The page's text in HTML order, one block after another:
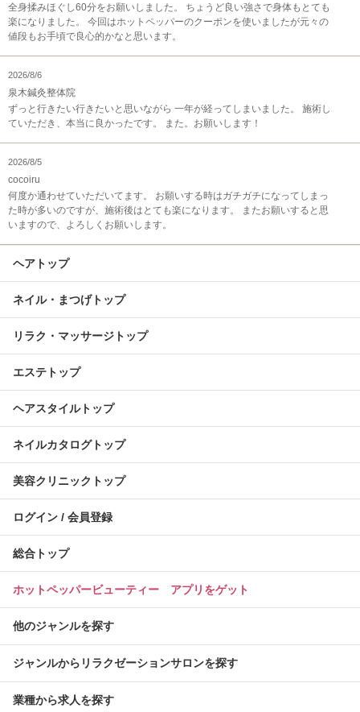
全身揉みほぐし60分をお願いしました。 ちょうど良い強さで身体もとても
楽になりました。 今回はホットペッパーのクーポンを使いましたが元々の
値段もお手頃で良心的かなと思います。
2026/8/6
泉木鍼灸整体院
ずっと行きたい行きたいと思いながら 一年が経ってしまいました。 施術し
ていただき、本当に良かったです。 また。お願いします！
2026/8/5
cocoiru
何度か通わせていただいてます。 お願いする時はガチガチになってしまっ
た時が多いのですが、施術後はとても楽になります。 またお願いすると思
いますので、よろしくお願いします。
ヘアトップ
ネイル・まつげトップ
リラク・マッサージトップ
エステトップ
ヘアスタイルトップ
ネイルカタログトップ
美容クリニックトップ
ログイン / 会員登録
総合トップ
ホットペッパービューティー アプリをゲット
他のジャンルを探す
ジャンルからリラクゼーションサロンを探す
業種から求人を探す